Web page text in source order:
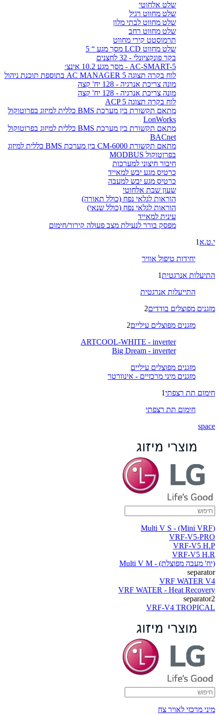
שלט אלחוטי
שלט מחווט רגיל
שלט מחווט לבתי מלון
שלט מחווט רחב
תרמוסטט קירי מחווט
שלט מחווט LCD מסך מגע “ 5
בקר פונקציונלי - 32 לחצנים
AC-SMART-5 - מסך מגע 10.2 אינצ׳
לוח בקרה תצוגה AC MANAGER 5 בתוספת תוכנת ניהול
מונה צריכת אנרגיה - 128 יח' קצה
מונה צריכת אנרגיה - 128 יח' קצה
לוח בקרה תצוגה ACP 5
מתאם תקשורת בין מערכת BMS כללית למיזוג בפרוטוקול
LonWorks
מתאם תקשורת בין מערכת BMS כללית למיזוג בפרוטוקול
BACnet
מתאם תקשורת CM-6000 בין מערכת BMS כללית למיזוג
בפרוטוקול MODBUS
חיבור חיצוני למערכות
כרטיס מגע יבש למאייד
כרטיס מגע יבש למעבה
שעון שבת אלחוטי
הוראות לגלאי נפח (כולל תאורה)
הוראות לגלאי נפח (כולל שנאי)
עינית למאייד
מפסק בורר לנעילת מצב פעולה קירור/חימום
י.ט.א 1
יחידות טיפול אוויר
התיעלות אנרגטית1
התייעלות אנרגטית
מזגנים מפוצלים בודדים2
מזגנים מפוצלים עיליים2
ARTCOOL-WHITE - inverter
Big Dream - inverter
מזגנים מפוצלים עיליים
מזגנים מיני מרכזיים - אינוורטר
חימום תת רצפתי1
חימום תת רצפתי
space
(Multi V S - (Mini VRF
VRF-V5-PRO
VRF-V5 H.P
VRF-V5 H.R
(יח' מעבה מפוצלת) - Multi V M
separator
VRF WATER V4
VRF WATER - Heat Recovery
separator2
VRF-V4 TROPICAL
מיני מרכזי לאויר צח